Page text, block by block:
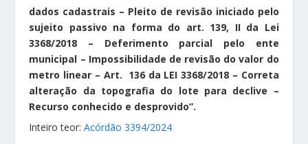
dados cadastrais – Pleito de revisão iniciado pelo
sujeito passivo na forma do art. 139, II da Lei
3368/2018 – Deferimento parcial pelo ente
municipal – Impossibilidade de revisão do valor do
metro linear – Art. 136 da LEI 3368/2018 – Correta
alteração da topografia do lote para declive –
Recurso conhecido e desprovido”.
Inteiro teor:Acórdão 3394/2024